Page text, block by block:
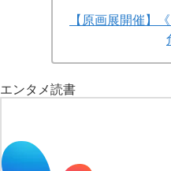
【原画展開催】
エンタメ読書